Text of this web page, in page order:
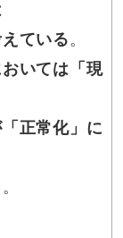
ている。
いては「現
正常化」に